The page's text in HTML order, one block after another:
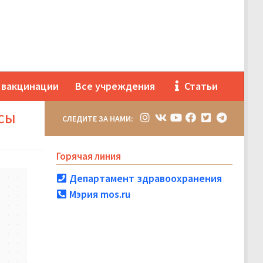
Все учреждения Статьи
СЛЕДИТЕ ЗА НАМИ:
Горячая линия
Департамент здравоохранения
Мэрия mos.ru